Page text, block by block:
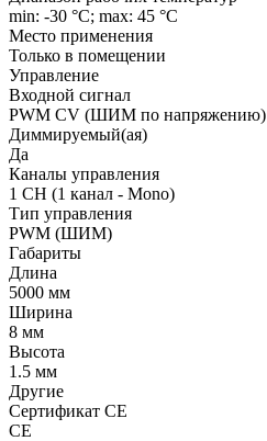
min: -30 °C; max: 45 °C
Место применения
Только в помещении
Управление
Входной сигнал
PWM СV (ШИМ по напряжению)
Диммируемый(ая)
Да
Каналы управления
1 CH (1 канал - Mono)
Тип управления
PWM (ШИМ)
Габариты
Длина
5000 мм
Ширина
8 мм
Высота
1.5 мм
Другие
Сертификат CE
CE